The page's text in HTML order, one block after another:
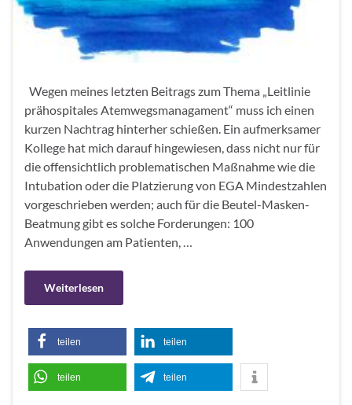
Wegen meines letzten Beitrags zum Thema „Leitlinie
prähospitales Atemwegsmanagament“ muss ich einen
kurzen Nachtrag hinterher schießen. Ein aufmerksamer
Kollege hat mich darauf hingewiesen, dass nicht nur für
die offensichtlich problematischen Maßnahme wie die
Intubation oder die Platzierung von EGA Mindestzahlen
vorgeschrieben werden; auch für die Beutel-Masken-
Beatmung gibt es solche Forderungen: 100
Anwendungen am Patienten, …
Weiterlesen
teilen teilen
teilen teilen